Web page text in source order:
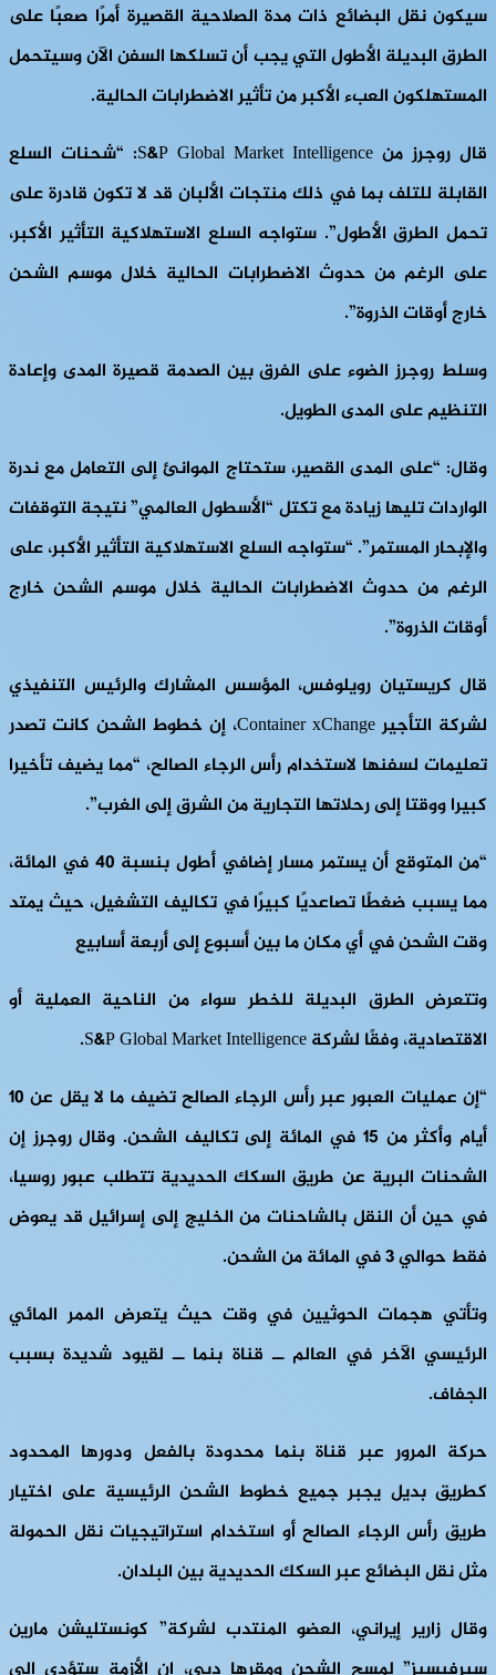
سيكون نقل البضائع ذات مدة الصلاحية القصيرة أمرًا صعبًا على
الطرق البديلة الأطول التي يجب أن تسلكها السفن الآن وسيتحمل
المستهلكون العبء الأكبر من تأثير الاضطرابات الحالية.
قال روجرز من S&P Global Market Intelligence: “شحنات السلع
القابلة للتلف بما في ذلك منتجات الألبان قد لا تكون قادرة على
تحمل الطرق الأطول”. ستواجه السلع الاستهلاكية التأثير الأكبر،
على الرغم من حدوث الاضطرابات الحالية خلال موسم الشحن
خارج أوقات الذروة”.
وسلط روجرز الضوء على الفرق بين الصدمة قصيرة المدى وإعادة
التنظيم على المدى الطويل.
وقال: “على المدى القصير، ستحتاج الموانئ إلى التعامل مع ندرة
الواردات تليها زيادة مع تكتل “الأسطول العالمي” نتيجة التوقفات
والإبحار المستمر”. “ستواجه السلع الاستهلاكية التأثير الأكبر، على
الرغم من حدوث الاضطرابات الحالية خلال موسم الشحن خارج
أوقات الذروة”.
قال كريستيان رويلوفس، المؤسس المشارك والرئيس التنفيذي
لشركة التأجير Container xChange، إن خطوط الشحن كانت تصدر
تعليمات لسفنها لاستخدام رأس الرجاء الصالح، “مما يضيف تأخيرا
كبيرا ووقتا إلى رحلاتها التجارية من الشرق إلى الغرب”.
“من المتوقع أن يستمر مسار إضافي أطول بنسبة 40 في المائة،
مما يسبب ضغطًا تصاعديًا كبيرًا في تكاليف التشغيل، حيث يمتد
وقت الشحن في أي مكان ما بين أسبوع إلى أربعة أسابيع
وتتعرض الطرق البديلة للخطر سواء من الناحية العملية أو
الاقتصادية، وفقًا لشركة S&P Global Market Intelligence.
“إن عمليات العبور عبر رأس الرجاء الصالح تضيف ما لا يقل عن 10
أيام وأكثر من 15 في المائة إلى تكاليف الشحن. وقال روجرز إن
الشحنات البرية عن طريق السكك الحديدية تتطلب عبور روسيا،
في حين أن النقل بالشاحنات من الخليج إلى إسرائيل قد يعوض
فقط حوالي 3 في المائة من الشحن.
وتأتي هجمات الحوثيين في وقت حيث يتعرض الممر المائي
الرئيسي الآخر في العالم ــ قناة بنما ــ لقيود شديدة بسبب
الجفاف.
حركة المرور عبر قناة بنما محدودة بالفعل ودورها المحدود
كطريق بديل يجبر جميع خطوط الشحن الرئيسية على اختيار
طريق رأس الرجاء الصالح أو استخدام استراتيجيات نقل الحمولة
مثل نقل البضائع عبر السكك الحديدية بين البلدان.
وقال زارير إيراني، العضو المنتدب لشركة” كونستليشن مارين